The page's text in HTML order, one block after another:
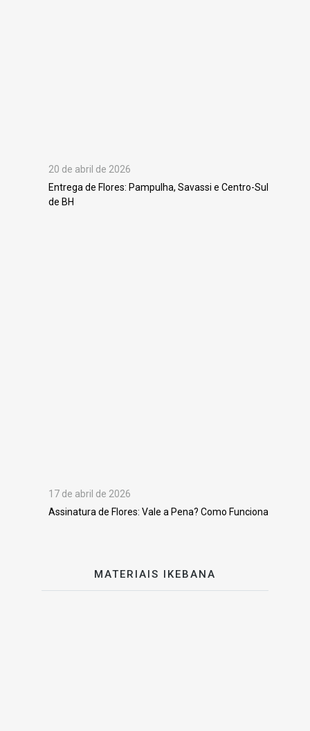
20 de abril de 2026
Entrega de Flores: Pampulha, Savassi e Centro-Sul
de BH
17 de abril de 2026
Assinatura de Flores: Vale a Pena? Como Funciona
MATERIAIS IKEBANA